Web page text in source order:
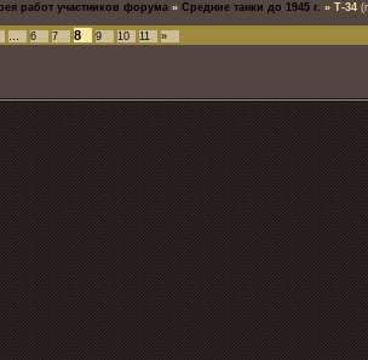
работ участников форума » Средние танки до 1945 г. » Т-34
… 6 7 8 9 10 11 »